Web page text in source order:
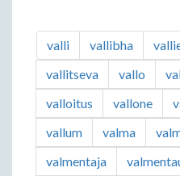
valli vallibha
vallitseva
vallo
valloitus
vallone
vallum
valma
valmentaja